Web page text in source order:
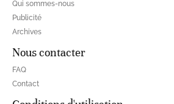
Qui sommes-nous
Publicité
Archives
Nous contacter
FAQ
Contact